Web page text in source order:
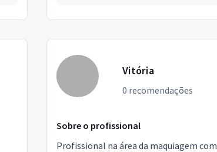
Vitória
0 recomendações
Sobre o profissional
Profissional na área da maquiagem com